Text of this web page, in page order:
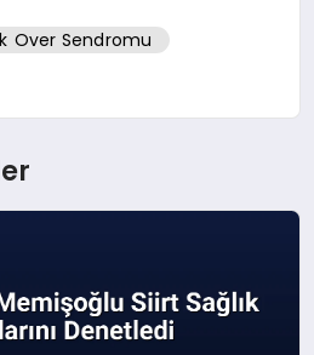
Over Sendromu